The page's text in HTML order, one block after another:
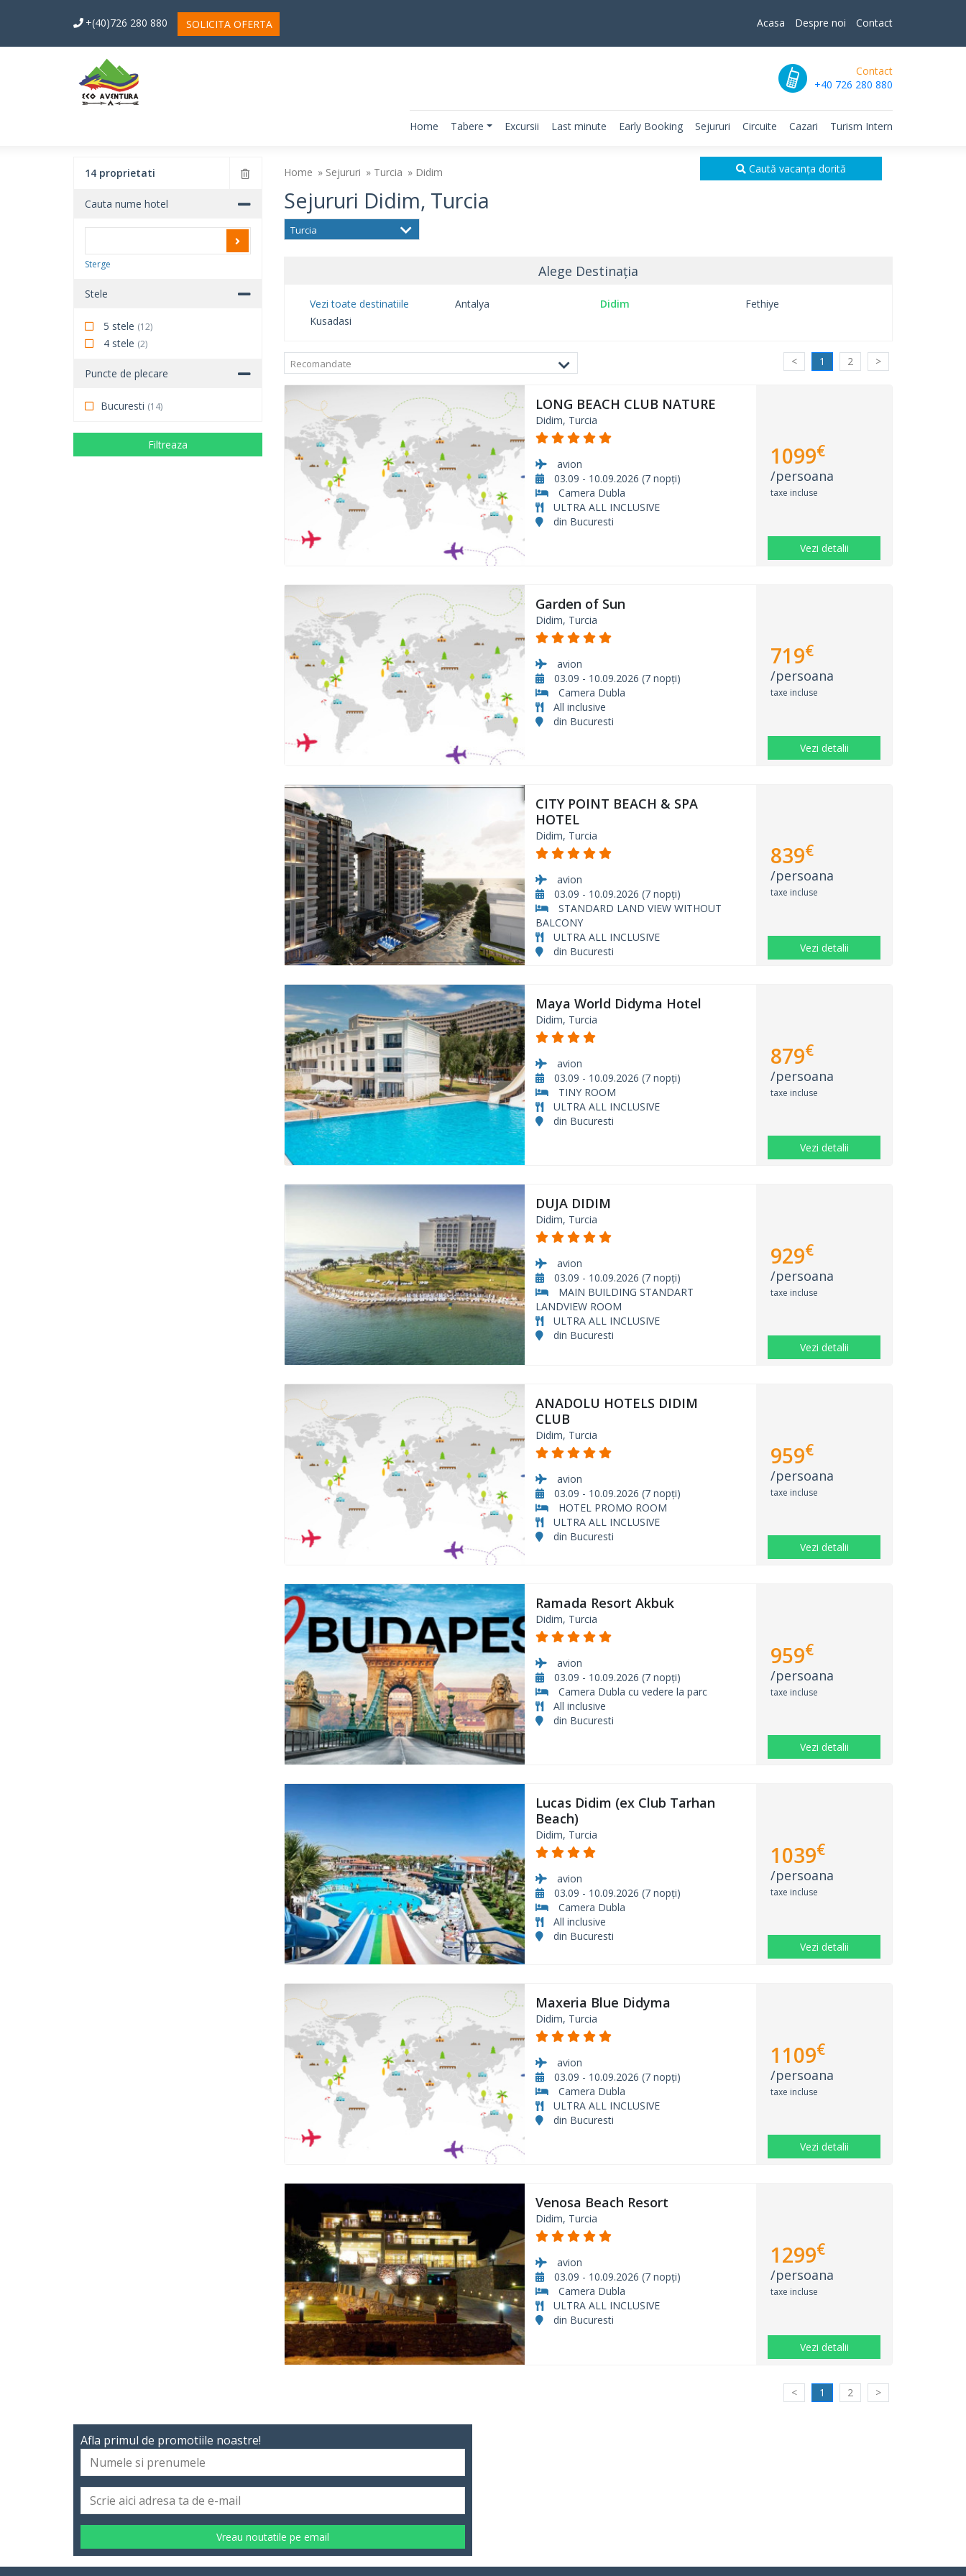
+(40)726 280 880 SOLICITA OFERTA Acasa Despre noi Contact
Contact
+40 726 280 880
Home Tabere Excursii Last minute Early Booking Sejururi Circuite Cazari Turism Intern
14 proprietati
Cauta nume hotel
Sterge
Stele
5 stele (12)
4 stele (2)
Puncte de plecare
Bucuresti (14)
Filtreaza
Home Sejururi Turcia Didim Caută vacanța dorită
Sejururi Didim, Turcia
Turcia
Alege Destinația
Vezi toate destinatiile Antalya Didim
Fethiye
Kusadasi
Recomandate < 1 2 >
LONG BEACH CLUB NATURE
Didim, Turcia
avion
03.09 - 10.09.2026 (7 nopți)
Camera Dubla
ULTRA ALL INCLUSIVE
din Bucuresti
1099€
/persoana
taxe incluse
Vezi detalii
Garden of Sun
Didim, Turcia
avion
03.09 - 10.09.2026 (7 nopți)
Camera Dubla
All inclusive
din Bucuresti
719€
/persoana
taxe incluse
Vezi detalii
CITY POINT BEACH & SPA
HOTEL
Didim, Turcia
avion
03.09 - 10.09.2026 (7 nopți)
STANDARD LAND VIEW WITHOUT
BALCONY
ULTRA ALL INCLUSIVE
din Bucuresti
839€
/persoana
taxe incluse
Vezi detalii
Maya World Didyma Hotel
Didim, Turcia
avion
03.09 - 10.09.2026 (7 nopți)
TINY ROOM
ULTRA ALL INCLUSIVE
din Bucuresti
879€
/persoana
taxe incluse
Vezi detalii
DUJA DIDIM
Didim, Turcia
avion
03.09 - 10.09.2026 (7 nopți)
MAIN BUILDING STANDART
LANDVIEW ROOM
ULTRA ALL INCLUSIVE
din Bucuresti
929€
/persoana
taxe incluse
Vezi detalii
ANADOLU HOTELS DIDIM
CLUB
Didim, Turcia
avion
03.09 - 10.09.2026 (7 nopți)
HOTEL PROMO ROOM
ULTRA ALL INCLUSIVE
din Bucuresti
959€
/persoana
taxe incluse
Vezi detalii
Ramada Resort Akbuk
Didim, Turcia
avion
03.09 - 10.09.2026 (7 nopți)
Camera Dubla cu vedere la parc
All inclusive
din Bucuresti
959€
/persoana
taxe incluse
Vezi detalii
Lucas Didim (ex Club Tarhan
Beach)
Didim, Turcia
avion
03.09 - 10.09.2026 (7 nopți)
Camera Dubla
All inclusive
din Bucuresti
1039€
/persoana
taxe incluse
Vezi detalii
Maxeria Blue Didyma
Didim, Turcia
avion
03.09 - 10.09.2026 (7 nopți)
Camera Dubla
ULTRA ALL INCLUSIVE
din Bucuresti
1109€
/persoana
taxe incluse
Vezi detalii
Venosa Beach Resort
Didim, Turcia
avion
03.09 - 10.09.2026 (7 nopți)
Camera Dubla
ULTRA ALL INCLUSIVE
din Bucuresti
1299€
/persoana
taxe incluse
Vezi detalii
< 1 2 >
Afla primul de promotiile noastre!
Vreau noutatile pe email